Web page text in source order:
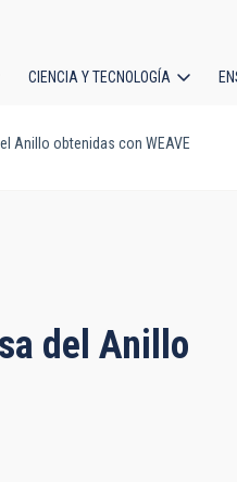
CIENCIA Y TECNOLOGÍA
Anillo obtenidas con WEAVE
del Anillo